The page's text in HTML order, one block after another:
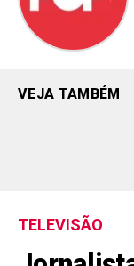
VEJA TAMBÉM
TELEVISÃO